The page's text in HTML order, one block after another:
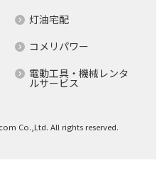
灯油宅配
コメリパワー
電動工具・機械レンタ
ルサービス
Co.,Ltd. All rights reserved.